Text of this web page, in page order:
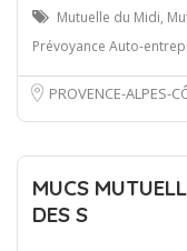
Mutuelle du Midi,
Prévoyance Auto-
PROVENCE-ALPES-
MUCS
DES S